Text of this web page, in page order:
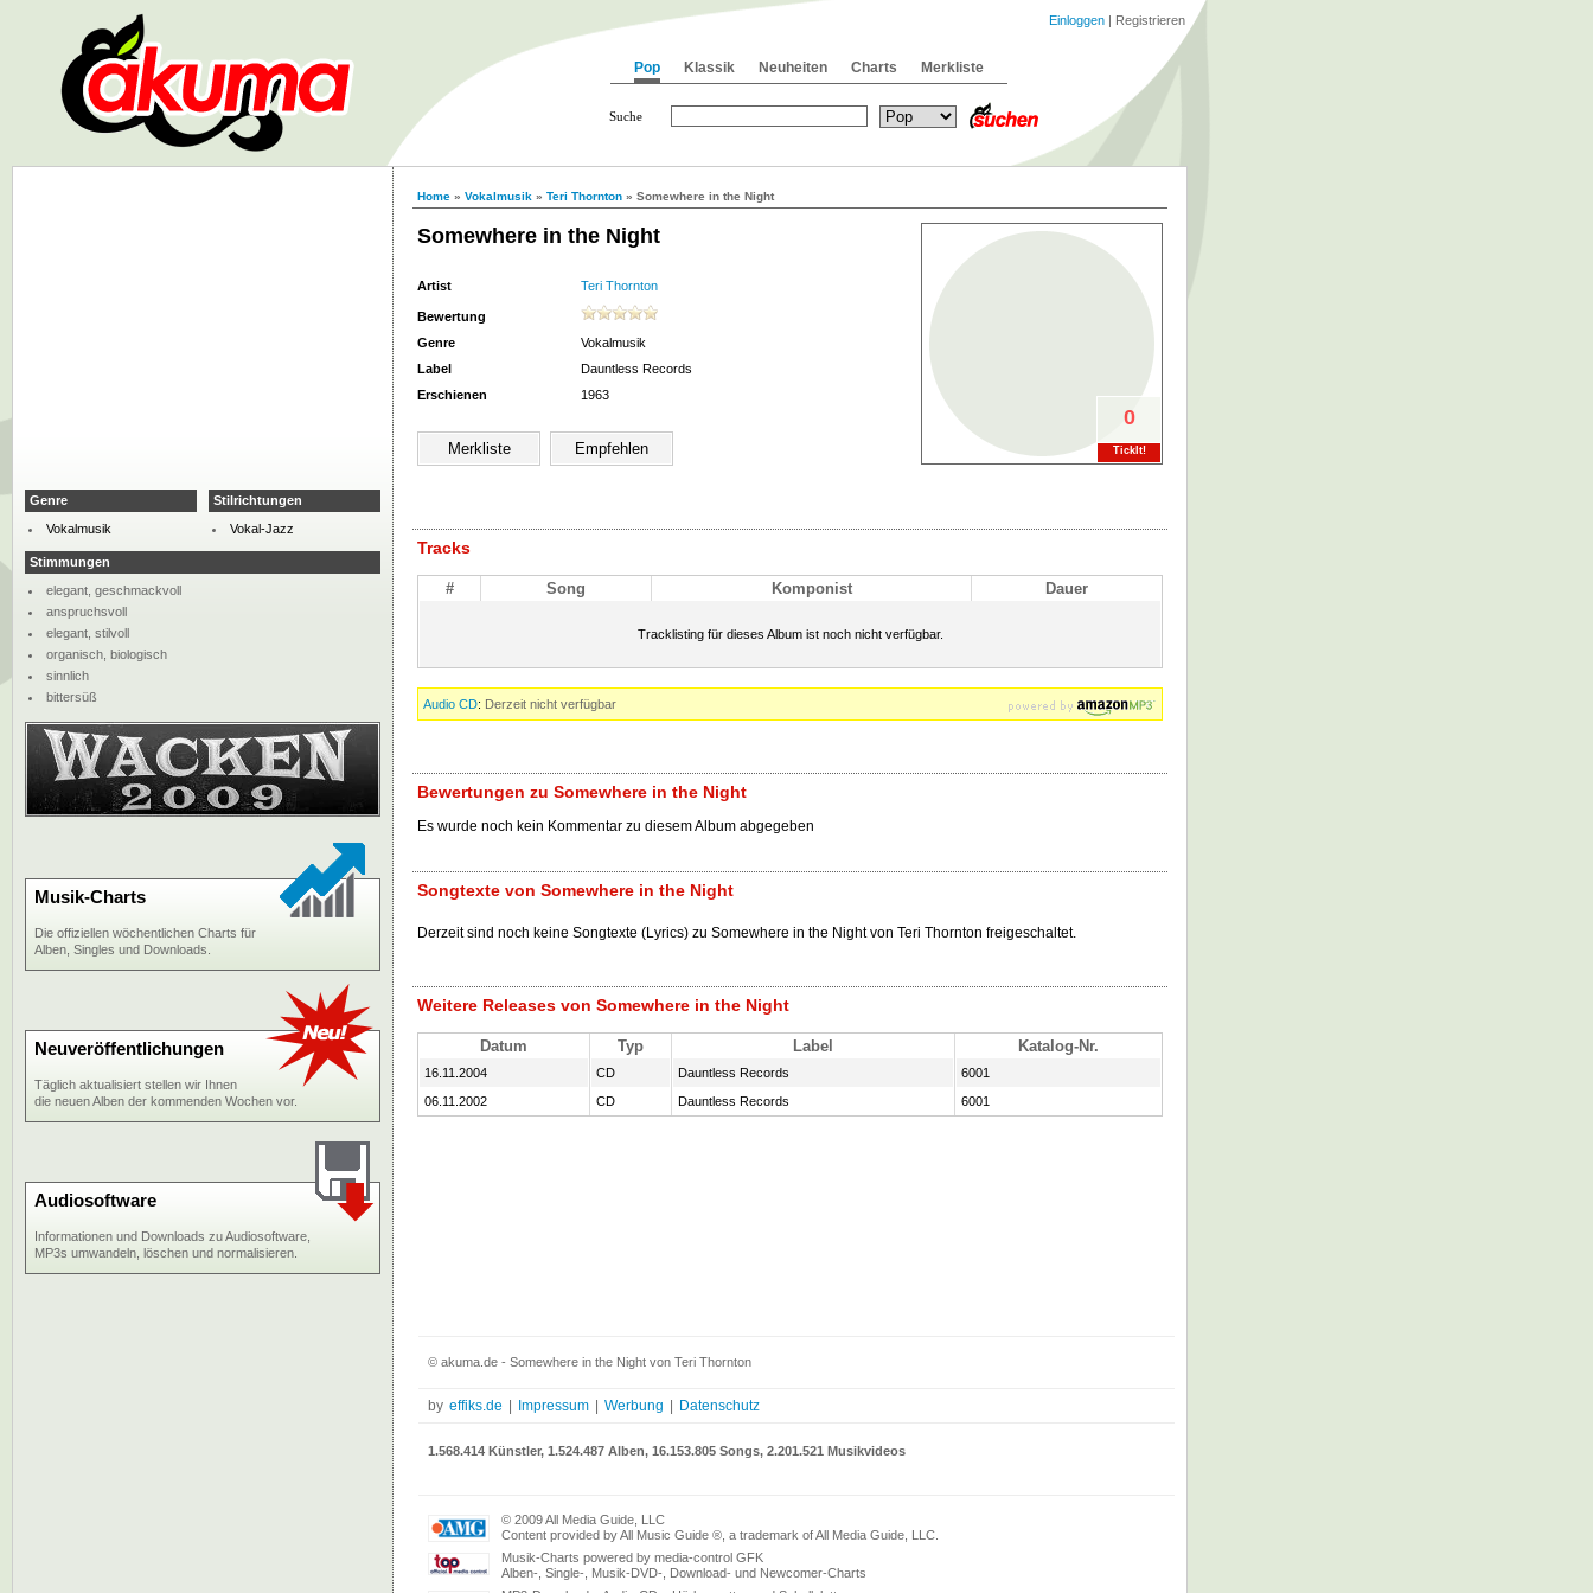
Home » Vokalmusik » Teri Thornton » Somewhere in the Night
Somewhere in the Night
0
TickIt!
Artist Teri Thornton
Bewertung
Genre
Vokalmusik
Label
Dauntless Records
Erschienen
1963
Tracks
# Song Komponist Dauer
Tracklisting für dieses Album ist noch nicht verfügbar.
Audio CD: Derzeit nicht verfügbar
Bewertungen zu Somewhere in the Night
Es wurde noch kein Kommentar zu diesem Album abgegeben
Songtexte von Somewhere in the Night
Derzeit sind noch keine Songtexte (Lyrics) zu Somewhere in the Night von Teri Thornton freigeschaltet.
Weitere Releases von Somewhere in the Night
Datum Typ Label Katalog-Nr.
16.11.2004 CD Dauntless Records
6001
06.11.2002
CD Dauntless Records 6001
Genre
Vokalmusik
Stilrichtungen
Vokal-Jazz
Stimmungen
elegant, geschmackvoll
anspruchsvoll
elegant, stilvoll
organisch, biologisch
sinnlich
bittersüß
Musik-Charts
Die offiziellen wöchentlichen Charts für
Alben, Singles und Downloads.
Neuveröffentlichungen
Täglich aktualisiert stellen wir Ihnen
die neuen Alben der kommenden Wochen vor.
Audiosoftware
Informationen und Downloads zu Audiosoftware,
MP3s umwandeln, löschen und normalisieren.
© akuma.de - Somewhere in the Night von Teri Thornton
by effiks.de Impressum Werbung Datenschutz
1.568.414 Künstler, 1.524.487 Alben, 16.153.805 Songs, 2.201.521 Musikvideos
© 2009 All Media Guide, LLC
Content provided by All Music Guide ®, a trademark of All Media Guide, LLC.
Musik-Charts powered by media-control GFK
Alben-, Single-, Musik-DVD-, Download- und Newcomer-Charts
Pop Klassik Neuheiten Charts Merkliste
Einloggen | Registrieren
Suche